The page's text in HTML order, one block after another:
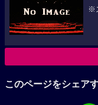
※
このページをシェア